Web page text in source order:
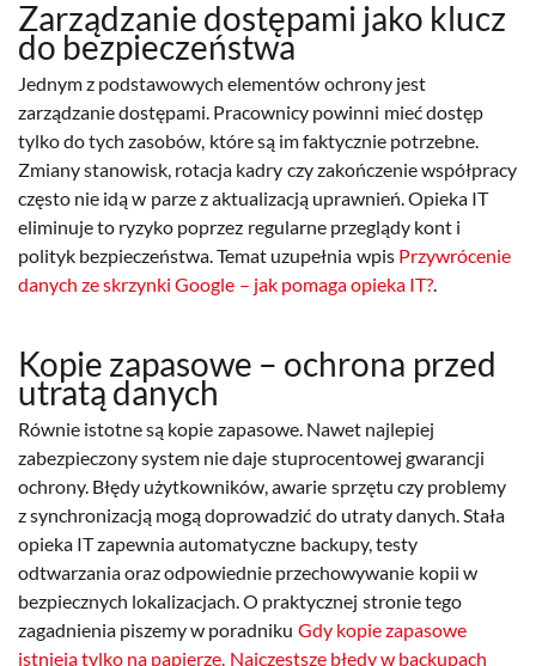
Zarządzanie dostępami jako klucz
do bezpieczeństwa
Jednym z podstawowych elementów ochrony jest
zarządzanie dostępami. Pracownicy powinni mieć dostęp
tylko do tych zasobów, które są im faktycznie potrzebne.
Zmiany stanowisk, rotacja kadry czy zakończenie współpracy
często nie idą w parze z aktualizacją uprawnień. Opieka IT
eliminuje to ryzyko poprzez regularne przeglądy kont i
polityk bezpieczeństwa. Temat uzupełnia wpis Przywrócenie
danych ze skrzynki Google – jak pomaga opieka IT?.
Kopie zapasowe – ochrona przed
utratą danych
Równie istotne są kopie zapasowe. Nawet najlepiej
zabezpieczony system nie daje stuprocentowej gwarancji
ochrony. Błędy użytkowników, awarie sprzętu czy problemy
z synchronizacją mogą doprowadzić do utraty danych. Stała
opieka IT zapewnia automatyczne backupy, testy
odtwarzania oraz odpowiednie przechowywanie kopii w
bezpiecznych lokalizacjach. O praktycznej stronie tego
zagadnienia piszemy w poradniku Gdy kopie zapasowe
istnieją tylko na papierze. Najczęstsze błędy w backupach